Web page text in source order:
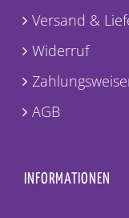
Versand &
Widerruf
AGB
INFORMATIONEN